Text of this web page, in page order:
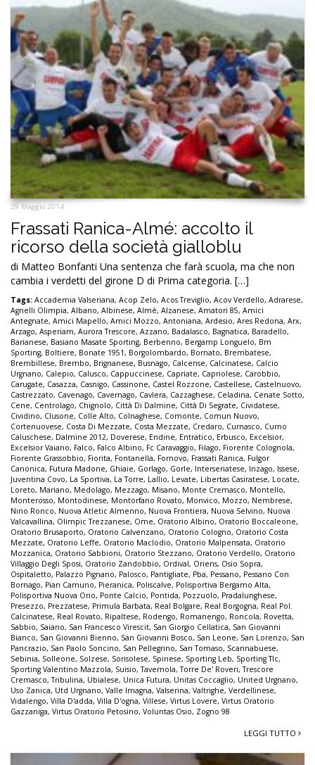
29 Maggio 2014
Frassati Ranica-Almé: accolto il
ricorso della società gialloblu
di Matteo Bonfanti Una sentenza che farà scuola, ma che non
cambia i verdetti del girone D di Prima categoria. […]
Tags: Accademia Valseriana, Acop Zelo, Acos Treviglio, Acov Verdello, Adrarese,
Agnelli Olimpia, Albano, Albinese, Almè, Alzanese, Amatori 85, Amici
Antegnate, Amici Mapello, Amici Mozzo, Antoniana, Ardesio, Ares Redona, Arx,
Arzago, Asperiam, Aurora Trescore, Azzano, Badalasco, Bagnatica, Baradello,
Barianese, Basiano Masate Sporting, Berbenno, Bergamp Longuelo, Bm
Sporting, Boltiere, Bonate 1951, Borgolombardo, Bornato, Brembatese,
Brembillese, Brembo, Brignanese, Busnago, Calcense, Calcinatese, Calcio
Urgnano, Calepio, Calusco, Cappuccinese, Capriate, Capriolese, Carobbio,
Carugate, Casazza, Casnigo, Cassinone, Castel Rozzone, Castellese, Castelnuovo,
Castrezzato, Cavenago, Cavernago, Cavlera, Cazzaghese, Celadina, Cenate Sotto,
Cene, Centrolago, Chignolo, Città Di Dalmine, Città Di Segrate, Cividatese,
Cividino, Clusone, Colle Alto, Colnaghese, Comonte, Comun Nuovo,
Cortenuovese, Costa Di Mezzate, Costa Mezzate, Credaro, Curnasco, Curno
Caluschese, Dalmine 2012, Doverese, Endine, Entratico, Erbusco, Excelsior,
Excelsior Vaiano, Falco, Falco Albino, Fc Caravaggio, Filago, Fiorente Colognola,
Fiorente Grassobbio, Fiorita, Fontanella, Fornovo, Frassati Ranica, Fulgor
Canonica, Futura Madone, Ghiaie, Gorlago, Gorle, Interseriatese, Inzago, Issese,
Juventina Covo, La Sportiva, La Torre, Lallio, Levate, Libertas Casiratese, Locate,
Loreto, Mariano, Medolago, Mezzago, Misano, Monte Cremasco, Montello,
Monterosso, Montodinese, Montorfano Rovato, Monvico, Mozzo, Nembrese,
Nino Ronco, Nuova Atletic Almenno, Nuova Frontiera, Nuova Selvino, Nuova
Valcavallina, Olimpic Trezzanese, Ome, Oratorio Albino, Oratorio Boccaleone,
Oratorio Brusaporto, Oratorio Calvenzano, Oratorio Cologno, Oratorio Costa
Mezzate, Oratorio Leffe, Oratorio Maclodio, Oratorio Malpensata, Oratorio
Mozzanica, Oratorio Sabbioni, Oratorio Stezzano, Oratorio Verdello, Oratorio
Villaggio Degli Sposi, Oratorio Zandobbio, Ordival, Oriens, Osio Sopra,
Ospitaletto, Palazzo Pignano, Palosco, Pantigliate, Pba, Pessano, Pessano Con
Bornago, Pian Camuno, Pieranica, Poliscalve, Polisportiva Bergamo Alta,
Polisportiva Nuova Orio, Ponte Calcio, Pontida, Pozzuolo, Pradalunghese,
Presezzo, Prezzatese, Primula Barbata, Real Bolgare, Real Borgogna, Real Pol.
Calcinatese, Real Rovato, Ripaltese, Rodengo, Romanengo, Roncola, Rovetta,
Sabbio, Saiano, San Francesco Virescit, San Giorgio Cellatica, San Giovanni
Bianco, San Giovanni Bienno, San Giovanni Bosco, San Leone, San Lorenzo, San
Pancrazio, San Paolo Soncino, San Pellegrino, San Tomaso, Scannabuese,
Sebinia, Solleone, Solzese, Sorisolese, Spinese, Sporting Leb, Sporting Tlc,
Sporting Valentino Mazzola, Suisio,Tavernola,Torre De' Roveri,Trescore
Cremasco,Tribulina, Ubialese, Unica Futura, Unitas Coccaglio, United Urgnano,
Uso Zanica, Utd Urgnano, Valle Imagna, Valserina, Valtrighe, Verdellinese,
Vidalengo, Villa D'adda, Villa D'ogna, Villese, Virtus Lovere, Virtus Oratorio
Gazzaniga, Virtus Oratorio Petosino, Voluntas Osio, Zogno 98
LEGGI TUTTO